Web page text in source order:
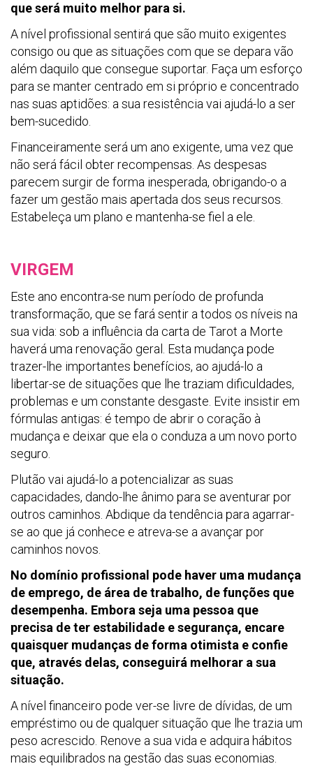
que será muito melhor para si.
A nível profissional sentirá que são muito exigentes
consigo ou que as situações com que se depara vão
além daquilo que consegue suportar. Faça um esforço
para se manter centrado em si próprio e concentrado
nas suas aptidões: a sua resistência vai ajudá-lo a ser
bem-sucedido.
Financeiramente será um ano exigente, uma vez que
não será fácil obter recompensas. As despesas
parecem surgir de forma inesperada, obrigando-o a
fazer um gestão mais apertada dos seus recursos.
Estabeleça um plano e mantenha-se fiel a ele.
VIRGEM
Este ano encontra-se num período de profunda
transformação, que se fará sentir a todos os níveis na
sua vida: sob a influência da carta de Tarot a Morte
haverá uma renovação geral. Esta mudança pode
trazer-lhe importantes benefícios, ao ajudá-lo a
libertar-se de situações que lhe traziam dificuldades,
problemas e um constante desgaste. Evite insistir em
fórmulas antigas: é tempo de abrir o coração à
mudança e deixar que ela o conduza a um novo porto
seguro.
Plutão vai ajudá-lo a potencializar as suas
capacidades, dando-lhe ânimo para se aventurar por
outros caminhos. Abdique da tendência para agarrar-
se ao que já conhece e atreva-se a avançar por
caminhos novos.
No domínio profissional pode haver uma mudança
de emprego, de área de trabalho, de funções que
desempenha. Embora seja uma pessoa que
precisa de ter estabilidade e segurança, encare
quaisquer mudanças de forma otimista e confie
que, através delas, conseguirá melhorar a sua
situação.
A nível financeiro pode ver-se livre de dívidas, de um
empréstimo ou de qualquer situação que lhe trazia um
peso acrescido. Renove a sua vida e adquira hábitos
mais equilibrados na gestão das suas economias.